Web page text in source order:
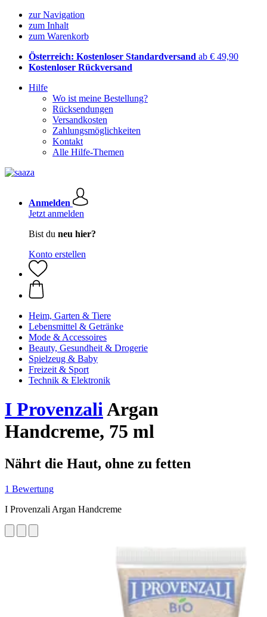
zur Navigation
zum Inhalt
zum Warenkorb
Österreich: Kostenloser Standardversand ab € 49,90
Kostenloser Rückversand
Hilfe
Wo ist meine Bestellung?
Rücksendungen
Versandkosten
Zahlungsmöglichkeiten
Kontakt
Alle Hilfe-Themen
Anmelden
Jetzt anmelden
Bist du neu hier?
Konto erstellen
Heim, Garten & Tiere
Lebensmittel & Getränke
Mode & Accessoires
Beauty, Gesundheit & Drogerie
Spielzeug & Baby
Freizeit & Sport
Technik & Elektronik
I ProvenzaliArgan
Handcreme, 75 ml
Nährt die Haut, ohne zu fetten
1 Bewertung
I Provenzali Argan Handcreme